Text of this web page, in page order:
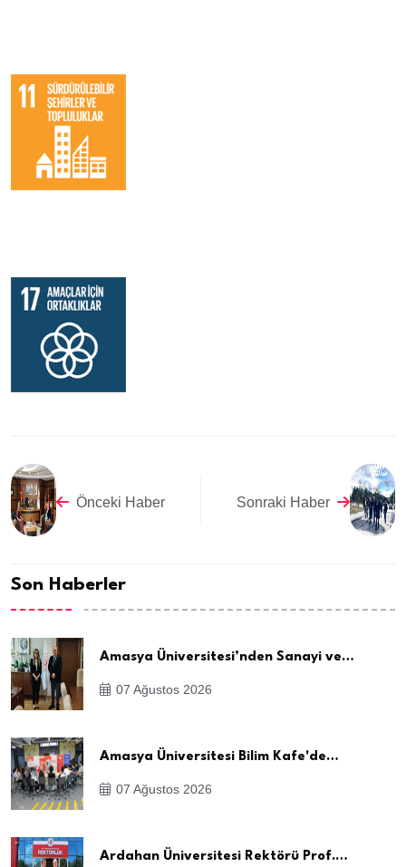
Önceki Haber Sonraki Haber
Son Haberler
Amasya Üniversitesi’nden Sanayi ve…
07 Ağustos 2026
Amasya Üniversitesi Bilim Kafe'de…
07 Ağustos 2026
Ardahan Üniversitesi Rektörü Prof.…